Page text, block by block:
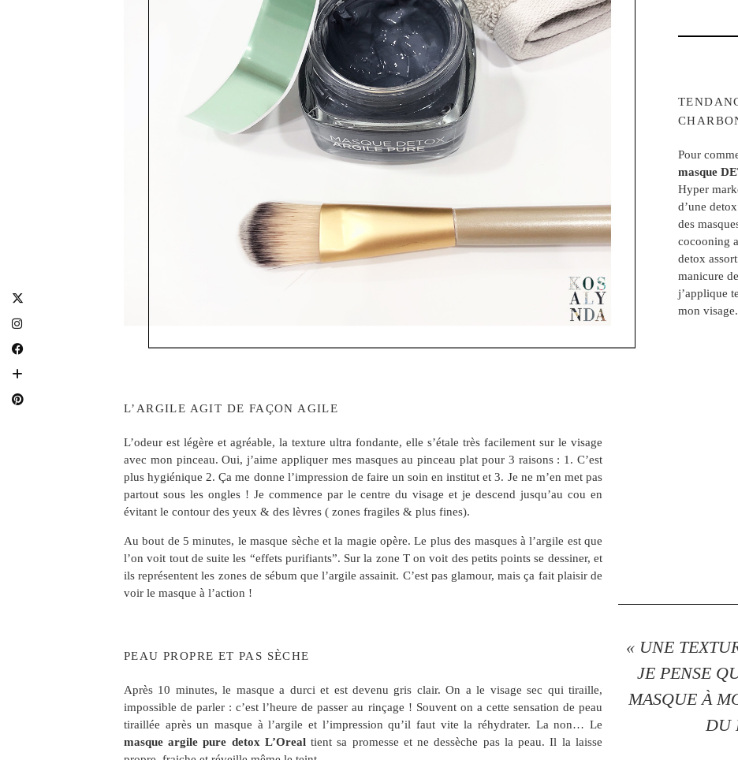
Pour
masque
Hyper
d’une
des
cocooning
detox
manicure
j’applique
mon visage.
L’ARGILE AGIT DE FAÇON AGILE
L’odeur est légère et agréable, la texture ultra fondante, elle s’étale très facilement sur le visage
avec mon pinceau. Oui, j’aime appliquer mes masques au pinceau plat pour 3 raisons : 1. C’est
plus hygiénique 2. Ça me donne l’impression de faire un soin en institut et 3. Je ne m’en met pas
partout sous les ongles ! Je commence par le centre du visage et je descend jusqu’au cou en
évitant le contour des yeux & des lèvres ( zones fragiles & plus fines).
Au bout de 5 minutes, le masque sèche et la magie opère. Le plus des masques à l’argile est que
l’on voit tout de suite les “effets purifiants”. Sur la zone T on voit des petits points se dessiner, et
ils représentent les zones de sébum que l’argile assainit. C’est pas glamour, mais ça fait plaisir de
voir le masque à l’action !
PEAU PROPRE ET PAS SÈCHE
Après 10 minutes, le masque a durci et est devenu gris clair. On a le visage sec qui tiraille,
impossible de parler : c’est l’heure de passer au rinçage ! Souvent on a cette sensation de peau
tiraillée après un masque à l’argile et l’impression qu’il faut vite la réhydrater. La non… Le
masque argile pure detox L’Oreal tient sa promesse et ne dessèche pas la peau. Il la laisse
« UNE
JE PENSE
MASQUE À
DU